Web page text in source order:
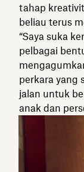
tahap
beliau terus
“Saya suka
pelbagai
perkara yang
jalan untuk
anak dan